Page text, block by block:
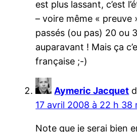
est plus lassant, c’est
– voire même « preuve
passés (ou pas) 20 ou
auparavant ! Mais ça
française ;-)
Aymeric Jacquet
17 avril 2008 à 22 h 38
Note que je serai bien